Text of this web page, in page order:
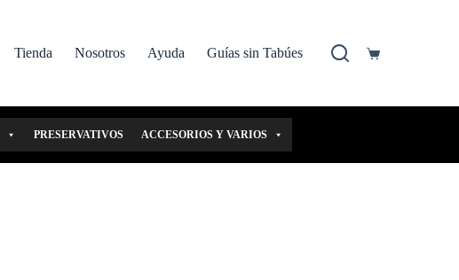
Tienda Nosotros Ayuda Guías sin Tabúes
Carro
PRESERVATIVOS ACCESORIOS Y VARIOS